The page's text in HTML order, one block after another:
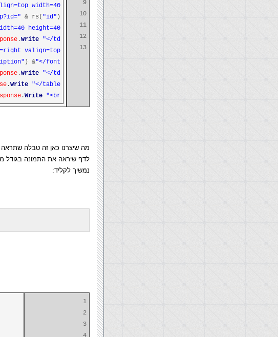
9
10
11
12
13
width=40>"
& rs( "id" ) &
height=40>"
.Write "</td>"
valign=top>"
) &"</font> "
.Write "</td>"
.Write "</table>"
.Write "<br>"
לדף שיראה את התמונה בגודל
נמשיך לקליד:
1
2
3
4